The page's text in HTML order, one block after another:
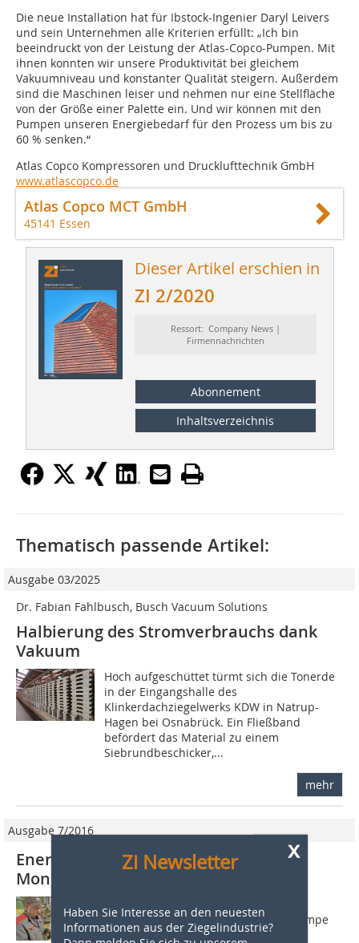
Die neue Installation hat für Ibstock-Ingenier Daryl Leivers
und sein Unternehmen alle Kriterien erfüllt: „Ich bin
beeindruckt von der Leistung der Atlas-Copco-Pumpen. Mit
ihnen konnten wir unsere Produktivität bei gleichem
Vakuumniveau und konstanter Qualität steigern. Außerdem
sind die Maschinen leiser und nehmen nur eine Stellfläche
von der Größe einer Palette ein. Und wir können mit den
Pumpen unseren Energiebedarf für den Prozess um bis zu
60 % senken.“
Atlas Copco Kompressoren und Drucklufttechnik GmbH
www.atlascopco.de
Atlas Copco MCT GmbH
45141 Essen
Dieser Artikel erschien in
ZI 2/2020
Ressort: Company News |
Firmennachrichten
Abonnement
Inhaltsverzeichnis
x
Zi Newsletter
Haben Sie Interesse an den neuesten
Informationen aus der Ziegelindustrie?
Thematisch passende Artikel:
Ausgabe 03/2025
Dr. Fabian Fahlbusch, Busch Vacuum Solutions
Halbierung des Stromverbrauchs dank
Vakuum
Hoch aufgeschüttet türmt sich die Tonerde
in der Eingangshalle des
Klinkerdachziegelwerks KDW in Natrup-
Hagen bei Osnabrück. Ein Fließband
befördert das Material zu einem
Siebrundbeschicker,...
mehr
Ausgabe 7/2016
Energieeffiziente Vakuumpumpe für
Monier-Werk in Tegelen
Tegelen punktet eine GHS-Vakuumpumpe
von Atlas Copco in der Dachziegel­